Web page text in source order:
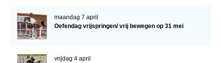
maandag 7 april
Oefendag vrijspringen/ vrij bewegen op 31 mei
vrijdag 4 april